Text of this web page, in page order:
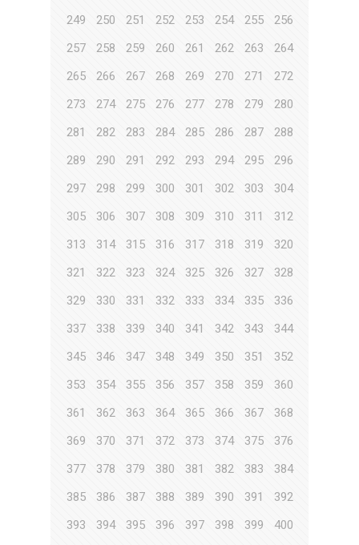
249
250 251 252 253 254 255
256
257
258 259 260 261 262 263
264
265
266 267 268 269 270 271
272
273
274 275 276 277 278 279
280
281
282 283 284 285 286 287
288
289
290 291 292 293 294 295
296
297
298 299 300 301 302 303
304
305
306 307 308 309 310 311
312
313
314 315 316 317 318 319
320
321
322 323 324 325 326 327
328
329
330 331 332 333 334 335
336
337
338 339 340 341 342 343
344
345
346 347 348 349 350 351
352
353
354 355 356 357 358 359
360
361
362 363 364 365 366 367
368
369
370 371 372 373 374 375
376
377
378 379 380 381 382 383
384
385
386 387 388 389 390 391
392
393
394 395 396 397 398 399
400